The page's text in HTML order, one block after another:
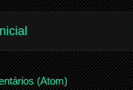
(Atom)